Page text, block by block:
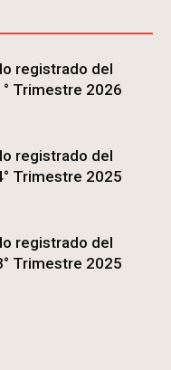
registrado del
Trimestre 2026
registrado del
Trimestre 2025
registrado del
Trimestre 2025